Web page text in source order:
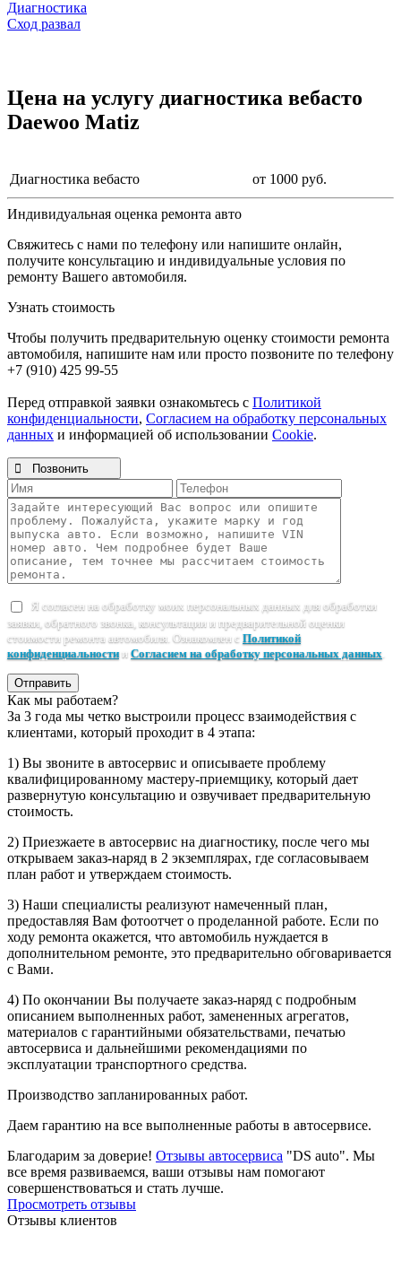
Диагностика
Сход развал
Цена на услугу диагностика вебасто
Daewoo Matiz
Диагностика вебасто от 1000 руб.
Индивидуальная оценка ремонта авто
Свяжитесь с нами по телефону или напишите онлайн,
получите консультацию и индивидуальные условия по
ремонту Вашего автомобиля.
Узнать стоимость
Чтобы получить предварительную оценку стоимости ремонта
автомобиля, напишите нам или просто позвоните по телефону
+7 (910) 425 99-55
Перед отправкой заявки ознакомьтесь с Политикой
конфиденциальности, Согласием на обработку персональных
данных и информацией об использовании Cookie.
 Позвонить
Я согласен на обработку моих персональных данных для обработки
заявки, обратного звонка, консультации и предварительной оценки
стоимости ремонта автомобиля. Ознакомлен с Политикой
конфиденциальностии Согласием на обработку персональных данных
Отправить
Как мы работаем?
За 3 года мы четко выстроили процесс взаимодействия с
клиентами, который проходит в 4 этапа:
1) Вы звоните в автосервис и описываете проблему
квалифицированному мастеру-приемщику, который дает
развернутую консультацию и озвучивает предварительную
стоимость.
2) Приезжаете в автосервис на диагностику, после чего мы
открываем заказ-наряд в 2 экземплярах, где согласовываем
план работ и утверждаем стоимость.
3) Наши специалисты реализуют намеченный план,
предоставляя Вам фотоотчет о проделанной работе. Если по
ходу ремонта окажется, что автомобиль нуждается в
дополнительном ремонте, это предварительно обговаривается
с Вами.
4) По окончании Вы получаете заказ-наряд с подробным
описанием выполненных работ, замененных агрегатов,
материалов с гарантийными обязательствами, печатью
автосервиса и дальнейшими рекомендациями по
эксплуатации транспортного средства.
Производство запланированных работ.
Даем гарантию на все выполненные работы в автосервисе.
Благодарим за доверие! Отзывы автосервиса "DS auto". Мы
все время развиваемся, ваши отзывы нам помогают
совершенствоваться и стать лучше.
Просмотреть отзывы
Отзывы клиентов